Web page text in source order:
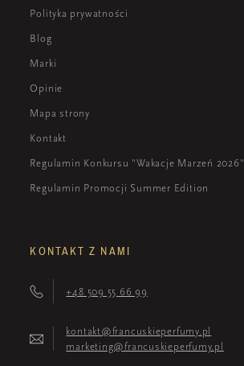
Polityka prywatności
Blog
Marki
Opinie
Mapa strony
Kontakt
Regulamin Konkursu "Wakacje Marzeń 2026"
Regulamin Promocji Summer Edition
KONTAKT Z NAMI
+48 509 55 66 99
kontakt@francuskieperfumy.pl
marketing@francuskieperfumy.pl